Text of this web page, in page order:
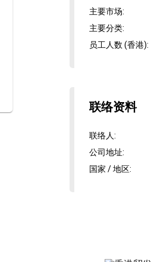
主要市场:
主要分类:
员工人数 (香港):
联络资料
联络人:
公司地址:
国家 / 地区: